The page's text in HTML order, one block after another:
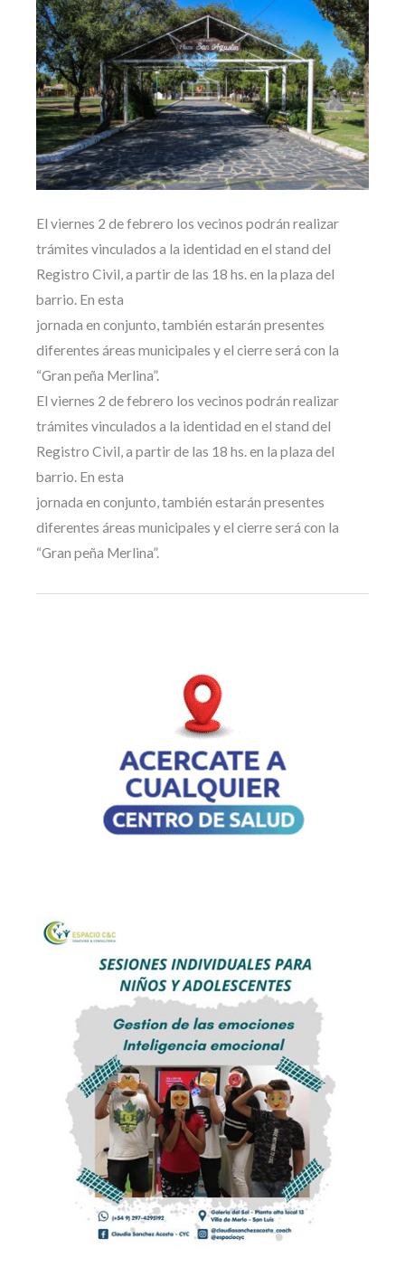
El viernes 2 de febrero los vecinos podrán realizar
trámites vinculados a la identidad en el stand del
Registro Civil, a partir de las 18 hs. en la plaza del
barrio. En esta
jornada en conjunto, también estarán presentes
diferentes áreas municipales y el cierre será con la
“Gran peña Merlina”.
El viernes 2 de febrero los vecinos podrán realizar
trámites vinculados a la identidad en el stand del
Registro Civil, a partir de las 18 hs. en la plaza del
barrio. En esta
jornada en conjunto, también estarán presentes
diferentes áreas municipales y el cierre será con la
“Gran peña Merlina”.